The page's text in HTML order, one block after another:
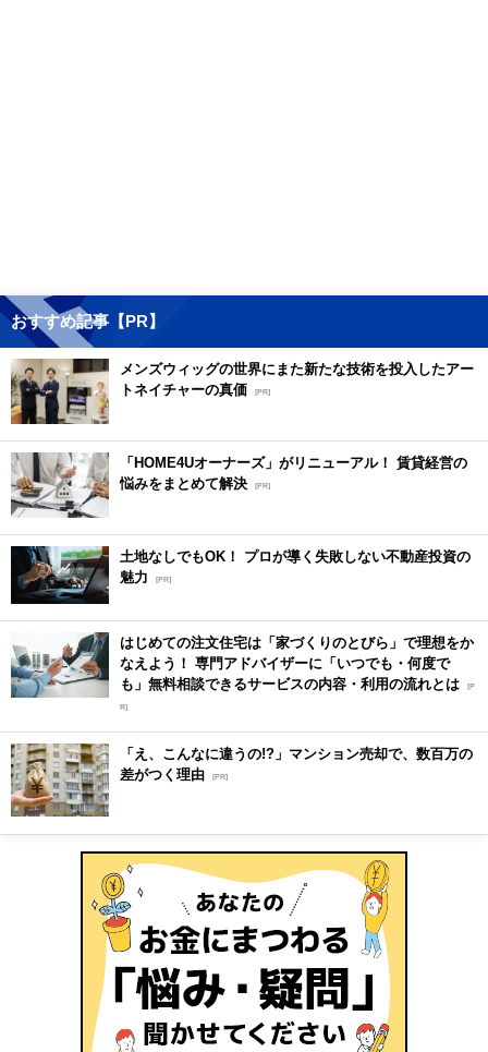
おすすめ記事【PR】
メンズウィッグの世界にまた新たな技術を投入したアー
トネイチャーの真価 [PR]
「HOME4Uオーナーズ」がリニューアル！ 賃貸経営の
悩みをまとめて解決 [PR]
土地なしでもOK！ プロが導く失敗しない不動産投資の
魅力
[PR]
はじめての注文住宅は「家づくりのとびら」で理想をか
なえよう！ 専門アドバイザーに「いつでも・何度で
も」無料相談できるサービスの内容・利用の流れとは [P
R]
「え、こんなに違うの!?」マンション売却で、数百万の
差がつく理由 [PR]